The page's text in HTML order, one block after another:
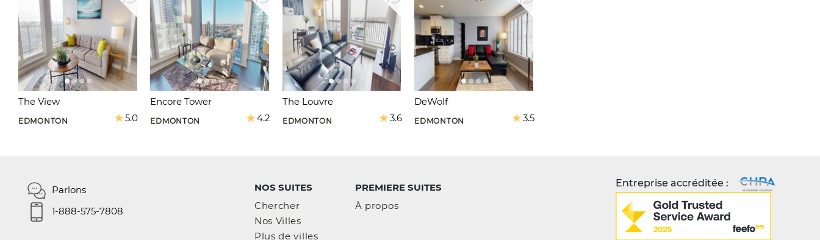
The View
EDMONTON 5.0
Encore Tower
EDMONTON 4.2
The Louvre
EDMONTON 3.6
DeWolf
EDMONTON 3.5
Parlons
1-888-575-7808
NOS SUITES
Chercher
Nos Villes
Plus de villes
PREMIERE SUITES
À propos
Entreprise accréditée :